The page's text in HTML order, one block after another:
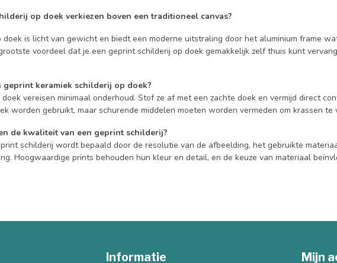
op doek verkiezen boven een traditioneel canvas?
doek is licht van gewicht en biedt een moderne uitstraling door het aluminium frame
voordeel dat je een geprint schilderij op doek gemakkelijk zelf thuis kunt
geprint keramiek schilderij op doek?
vereisen minimaal onderhoud. Stof ze af met een zachte doek en vermijd direct
worden gebruikt, maar schurende middelen moeten worden vermeden om krassen te
de kwaliteit van een geprint schilderij?
schilderij wordt bepaald door de resolutie van de afbeelding, het gebruikte
Hoogwaardige prints behouden hun kleur en detail, en de keuze van materiaal
Informatie Mijn